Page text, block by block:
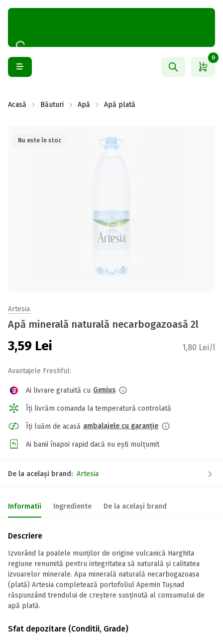
0
Acasă Băuturi Apă Apă plată
Nu este în stoc
Artesia
Apă minerală naturală necarbogazoasă 2l
3,59 Lei 1,80 Lei/l
Avantajele Freshful:
Ai livrare gratuită cu Genius
Îți livrăm comanda la temperatură controlată
Îți luăm de acasă ambalajele cu garanție
Ai banii înapoi rapid dacă nu ești mulțumit
De la același brand: Artesia
Informatii Ingrediente De la același brand
Descriere
Izvorând la poalele munților de origine vulcanică Harghita
regiune renumită pentru integritatea să naturală și calitatea
izvoarelor minerale. Apa minerală naturală necarbogazoasa
(plată) Artesia completează portofoliul Apemin Tușnad
răspunzând trendului de creștere susținută al consumului de
apă plată.
Sfat depozitare (Conditii, Grade)